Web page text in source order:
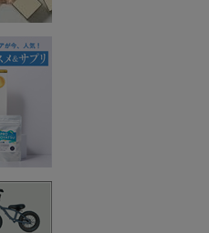
6
コラボSTORY
MERI
8,990円